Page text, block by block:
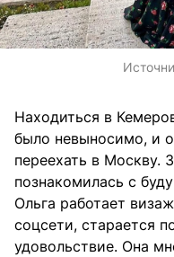
Находиться в
было невыносимо, и
переехать в Москву.
познакомилась с
Ольга работает
соцсети, старается
удовольствие. Она